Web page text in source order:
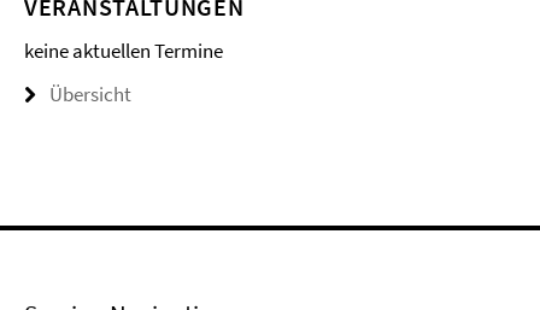
VERANSTALTUNGEN
keine aktuellen Termine
Übersicht